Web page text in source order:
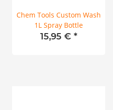
Chem Tools Custom Wash
1L Spray Bottle
15,95 € *